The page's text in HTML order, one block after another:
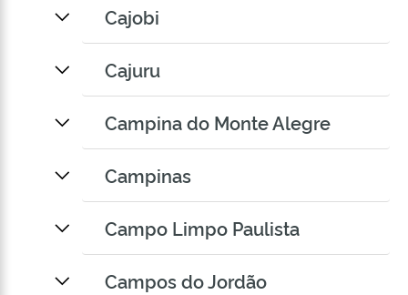
Cajobi
Cajuru
Campina do Monte Alegre
Campinas
Campo Limpo Paulista
Campos do Jordão